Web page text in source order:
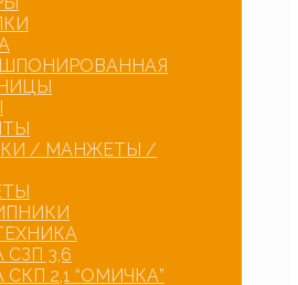
/ МАНЖЕТЫ /
СЗП 3,6
СКП 2,1 “ОМИЧКА”